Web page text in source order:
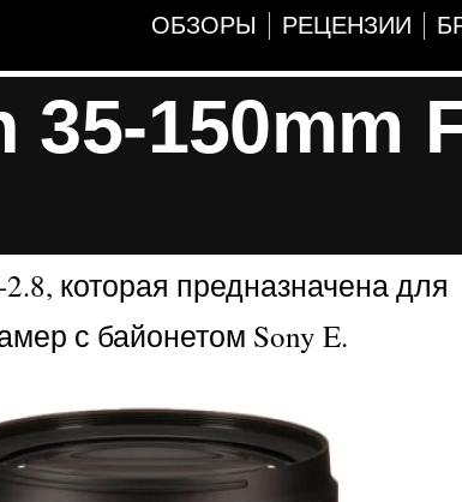
ОБЗОРЫ РЕЦЕНЗИИ
150mm
которая предназначена для
с байонетом Sony E.